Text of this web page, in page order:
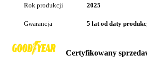
Rok produkcji 2025
Gwarancja 5 lat od daty
Certyfikowany